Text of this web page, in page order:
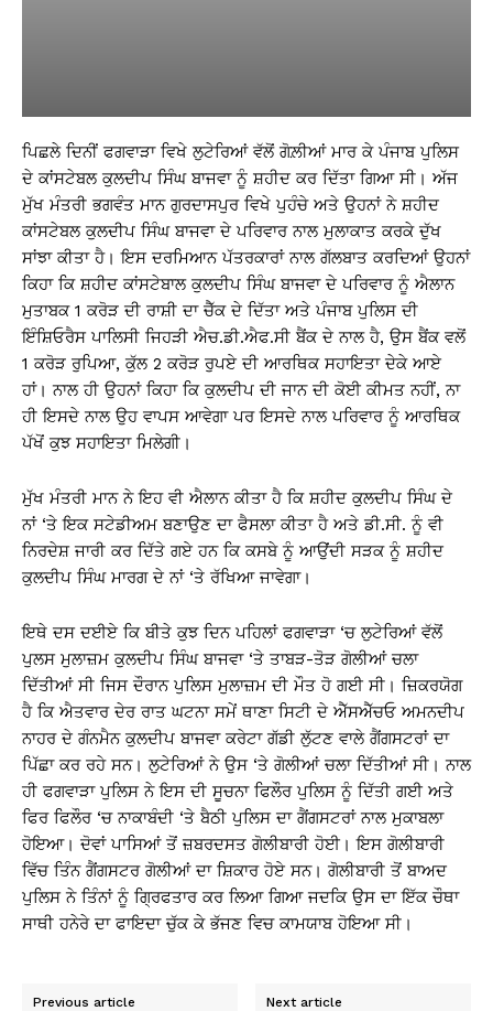
ਪਿਛਲੇ ਦਿਨੀਂ ਫਗਵਾੜਾ ਵਿਖੇ ਲੁਟੇਰਿਆਂ ਵੱਲੋਂ ਗੋਲ਼ੀਆਂ ਮਾਰ ਕੇ ਪੰਜਾਬ ਪੁਲਿਸ
ਦੇ ਕਾਂਸਟੇਬਲ ਕੁਲਦੀਪ ਸਿੰਘ ਬਾਜਵਾ ਨੂੰ ਸ਼ਹੀਦ ਕਰ ਦਿੱਤਾ ਗਿਆ ਸੀ। ਅੱਜ
ਮੁੱਖ ਮੰਤਰੀ ਭਗਵੰਤ ਮਾਨ ਗੁਰਦਾਸਪੁਰ ਵਿਖੇ ਪੁਹੰਚੇ ਅਤੇ ਉਹਨਾਂ ਨੇ ਸ਼ਹੀਦ
ਕਾਂਸਟੇਬਲ ਕੁਲਦੀਪ ਸਿੰਘ ਬਾਜਵਾ ਦੇ ਪਰਿਵਾਰ ਨਾਲ ਮੁਲਾਕਾਤ ਕਰਕੇ ਦੁੱਖ
ਸਾਂਝਾ ਕੀਤਾ ਹੈ। ਇਸ ਦਰਮਿਆਨ ਪੱਤਰਕਾਰਾਂ ਨਾਲ ਗੱਲਬਾਤ ਕਰਦਿਆਂ ਉਹਨਾਂ
ਕਿਹਾ ਕਿ ਸ਼ਹੀਦ ਕਾਂਸਟੇਬਾਲ ਕੁਲਦੀਪ ਸਿੰਘ ਬਾਜਵਾ ਦੇ ਪਰਿਵਾਰ ਨੂੰ ਐਲਾਨ
ਮੁਤਾਬਕ 1 ਕਰੋੜ ਦੀ ਰਾਸ਼ੀ ਦਾ ਚੈੱਕ ਦੇ ਦਿੱਤਾ ਅਤੇ ਪੰਜਾਬ ਪੁਲਿਸ ਦੀ
ਇੰਸ਼ਿਓਰੈਸ ਪਾਲਿਸੀ ਜਿਹੜੀ ਐਚ.ਡੀ.ਐਫ.ਸੀ ਬੈਂਕ ਦੇ ਨਾਲ ਹੈ, ਉਸ ਬੈਂਕ ਵਲੋਂ
1 ਕਰੋੜ ਰੁਪਿਆ, ਕੁੱਲ 2 ਕਰੋੜ ਰੁਪਏ ਦੀ ਆਰਥਿਕ ਸਹਾਇਤਾ ਦੇਕੇ ਆਏ
ਹਾਂ। ਨਾਲ ਹੀ ਉਹਨਾਂ ਕਿਹਾ ਕਿ ਕੁਲਦੀਪ ਦੀ ਜਾਨ ਦੀ ਕੋਈ ਕੀਮਤ ਨਹੀਂ, ਨਾ
ਹੀ ਇਸਦੇ ਨਾਲ ਉਹ ਵਾਪਸ ਆਵੇਗਾ ਪਰ ਇਸਦੇ ਨਾਲ ਪਰਿਵਾਰ ਨੂੰ ਆਰਥਿਕ
ਪੱਖੋਂ ਕੁਝ ਸਹਾਇਤਾ ਮਿਲੇਗੀ।
ਮੁੱਖ ਮੰਤਰੀ ਮਾਨ ਨੇ ਇਹ ਵੀ ਐਲਾਨ ਕੀਤਾ ਹੈ ਕਿ ਸ਼ਹੀਦ ਕੁਲਦੀਪ ਸਿੰਘ ਦੇ
ਨਾਂ ‘ਤੇ ਇਕ ਸਟੇਡੀਅਮ ਬਣਾਉਣ ਦਾ ਫੈਸਲਾ ਕੀਤਾ ਹੈ ਅਤੇ ਡੀ.ਸੀ. ਨੂੰ ਵੀ
ਨਿਰਦੇਸ਼ ਜਾਰੀ ਕਰ ਦਿੱਤੇ ਗਏ ਹਨ ਕਿ ਕਸਬੇ ਨੂੰ ਆਉਂਦੀ ਸੜਕ ਨੂੰ ਸ਼ਹੀਦ
ਕੁਲਦੀਪ ਸਿੰਘ ਮਾਰਗ ਦੇ ਨਾਂ ‘ਤੇ ਰੱਖਿਆ ਜਾਵੇਗਾ।
ਇਥੇ ਦਸ ਦਈਏ ਕਿ ਬੀਤੇ ਕੁਝ ਦਿਨ ਪਹਿਲਾਂ ਫਗਵਾੜਾ ‘ਚ ਲੁਟੇਰਿਆਂ ਵੱਲੋਂ
ਪੁਲਸ ਮੁਲਾਜ਼ਮ ਕੁਲਦੀਪ ਸਿੰਘ ਬਾਜਵਾ ‘ਤੇ ਤਾਬੜ-ਤੋੜ ਗੋਲੀਆਂ ਚਲਾ
ਦਿੱਤੀਆਂ ਸੀ ਜਿਸ ਦੌਰਾਨ ਪੁਲਿਸ ਮੁਲਾਜ਼ਮ ਦੀ ਮੌਤ ਹੋ ਗਈ ਸੀ। ਜ਼ਿਕਰਯੋਗ
ਹੈ ਕਿ ਐਤਵਾਰ ਦੇਰ ਰਾਤ ਘਟਨਾ ਸਮੇਂ ਥਾਣਾ ਸਿਟੀ ਦੇ ਐੱਸਐੱਚਓ ਅਮਨਦੀਪ
ਨਾਹਰ ਦੇ ਗੰਨਮੈਨ ਕੁਲਦੀਪ ਬਾਜਵਾ ਕਰੇਟਾ ਗੱਡੀ ਲੁੱਟਣ ਵਾਲੇ ਗੈਂਗਸਟਰਾਂ ਦਾ
ਪਿੱਛਾ ਕਰ ਰਹੇ ਸਨ। ਲੁਟੇਰਿਆਂ ਨੇ ਉਸ ‘ਤੇ ਗੋਲੀਆਂ ਚਲਾ ਦਿੱਤੀਆਂ ਸੀ। ਨਾਲ
ਹੀ ਫਗਵਾੜਾ ਪੁਲਿਸ ਨੇ ਇਸ ਦੀ ਸੂਚਨਾ ਫਿਲੌਰ ਪੁਲਿਸ ਨੂੰ ਦਿੱਤੀ ਗਈ ਅਤੇ
ਫਿਰ ਫਿਲੌਰ ‘ਚ ਨਾਕਾਬੰਦੀ ‘ਤੇ ਬੈਠੀ ਪੁਲਿਸ ਦਾ ਗੈਂਗਸਟਰਾਂ ਨਾਲ ਮੁਕਾਬਲਾ
ਹੋਇਆ। ਦੋਵਾਂ ਪਾਸਿਆਂ ਤੋਂ ਜ਼ਬਰਦਸਤ ਗੋਲੀਬਾਰੀ ਹੋਈ। ਇਸ ਗੋਲੀਬਾਰੀ
ਵਿੱਚ ਤਿੰਨ ਗੈਂਗਸਟਰ ਗੋਲੀਆਂ ਦਾ ਸ਼ਿਕਾਰ ਹੋਏ ਸਨ। ਗੋਲੀਬਾਰੀ ਤੋਂ ਬਾਅਦ
ਪੁਲਿਸ ਨੇ ਤਿੰਨਾਂ ਨੂੰ ਗ੍ਰਿਫਤਾਰ ਕਰ ਲਿਆ ਗਿਆ ਜਦਕਿ ਉਸ ਦਾ ਇੱਕ ਚੌਥਾ
ਸਾਥੀ ਹਨੇਰੇ ਦਾ ਫਾਇਦਾ ਚੁੱਕ ਕੇ ਭੱਜਣ ਵਿਚ ਕਾਮਯਾਬ ਹੋਇਆ ਸੀ।
Previous article Next article